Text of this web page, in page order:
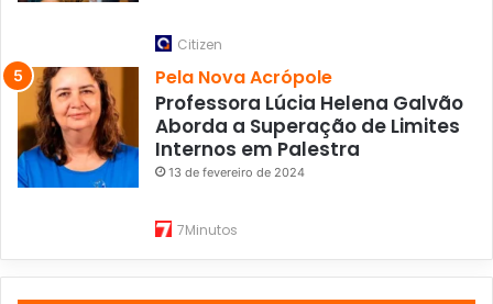
Citizen
Pela Nova Acrópole
Professora Lúcia Helena Galvão
Aborda a Superação de Limites
Internos em Palestra
13 de fevereiro de 2024
7Minutos